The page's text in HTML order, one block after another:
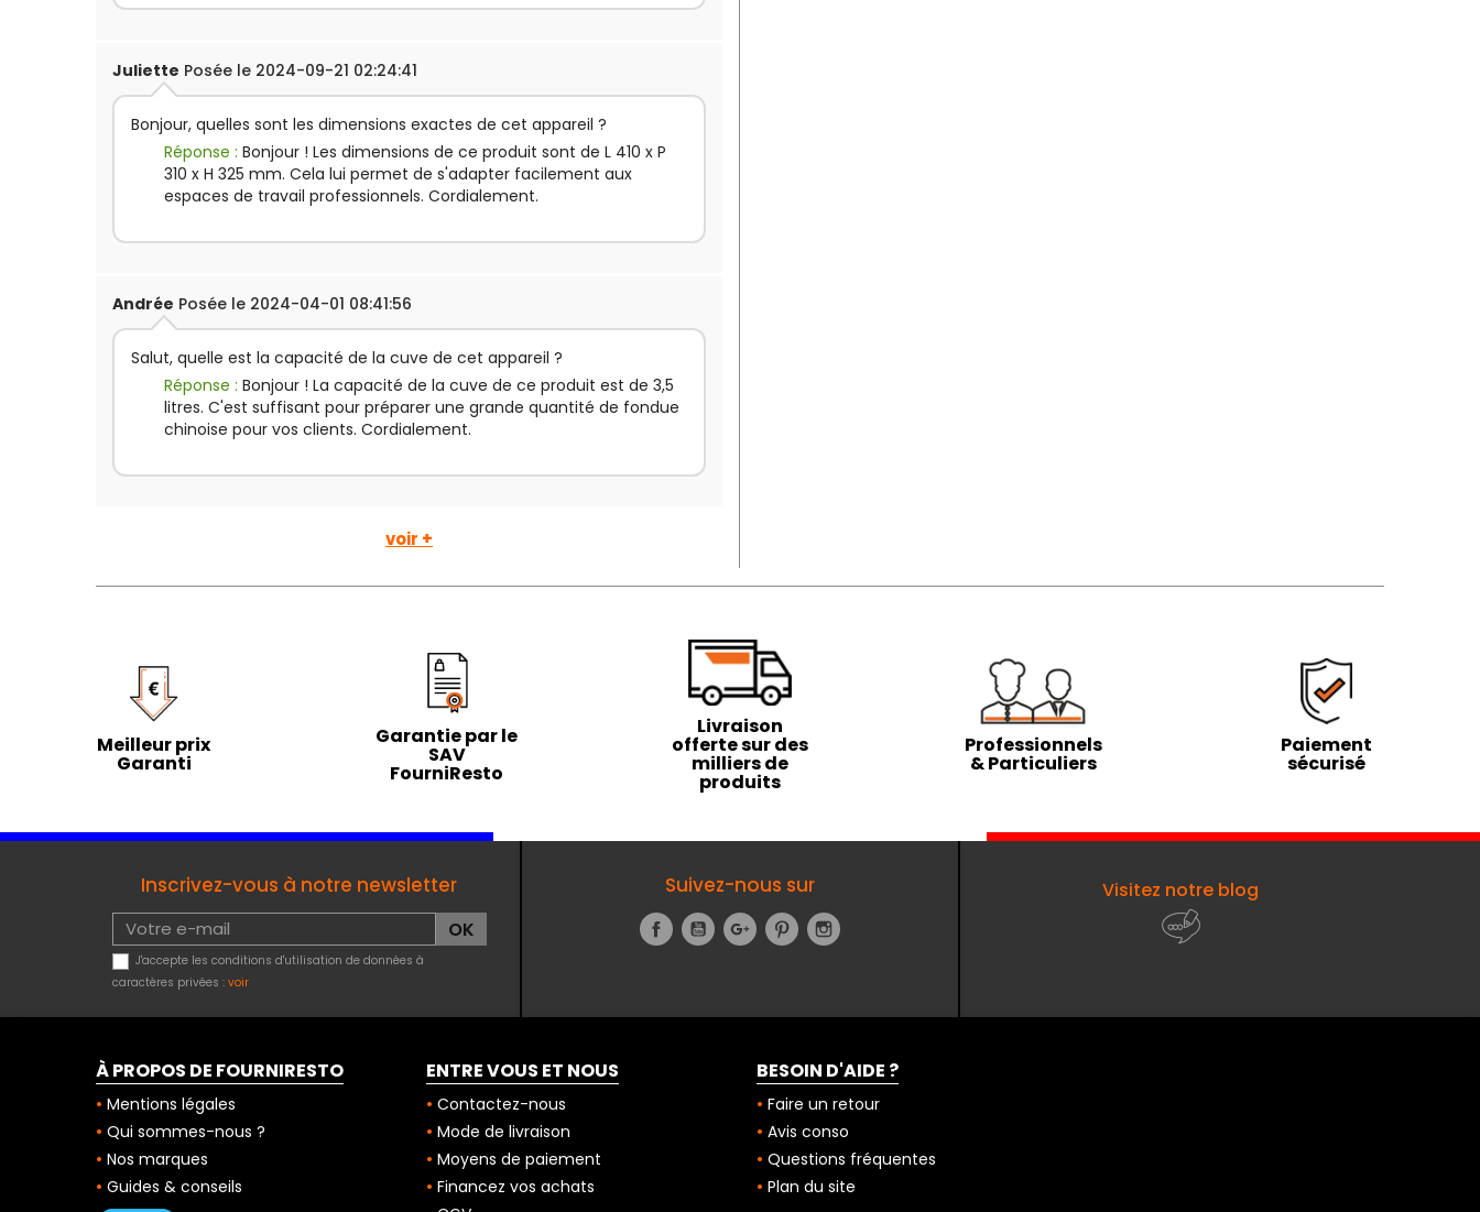
Juliette Posée le 2024-09-21 02:24:41
Bonjour, quelles sont les dimensions exactes de cet appareil ?
Réponse : Bonjour ! Les dimensions de ce produit sont de L 410 x P
310 x H 325 mm. Cela lui permet de s'adapter facilement aux
espaces de travail professionnels. Cordialement.
Andrée Posée le 2024-04-01 08:41:56
Salut, quelle est la capacité de la cuve de cet appareil ?
Réponse : Bonjour ! La capacité de la cuve de ce produit est de 3,5
litres. C'est suffisant pour préparer une grande quantité de fondue
chinoise pour vos clients. Cordialement.
voir +
Meilleur prix
Garanti
Garantie par le
SAV
FourniResto
Livraison
offerte sur des
milliers de
produits
Professionnels
& Particuliers
Paiement
sécurisé
Inscrivez-vous à notre newsletter
J'accepte les conditions d'utilisation de données à
caractères privées : voir
Suivez-nous sur
Facebook
YouTubeGoogle+PinterestInstagram
Visitez notre blog
À PROPOS DE FOURNIRESTO
Mentions légales
Qui sommes-nous ?
Nos marques
Guides & conseils
ENTRE VOUS ET NOUS
Contactez-nous
Mode de livraison
Moyens de paiement
Financez vos achats
BESOIN D'AIDE ?
Faire un retour
Avis conso
Questions fréquentes
Plan du site